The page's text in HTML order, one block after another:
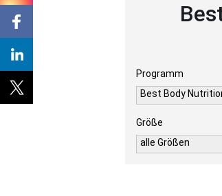
Programm
Best Body
Größe
alle Größen